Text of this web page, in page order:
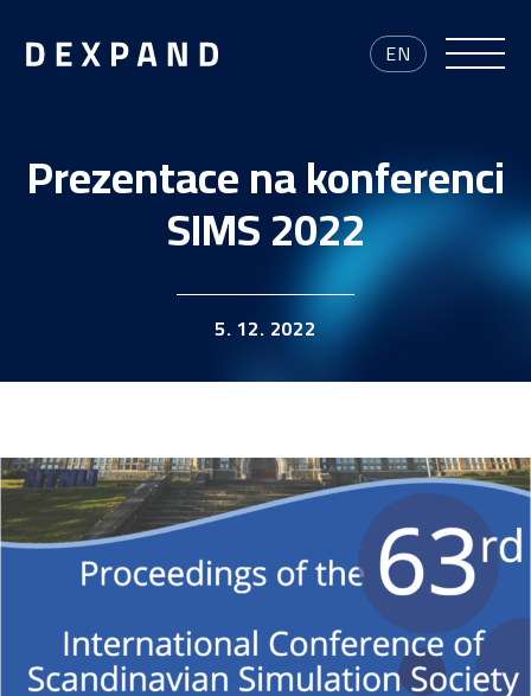
EN
Prezentace na konferenci
SIMS 2022
5. 12. 2022